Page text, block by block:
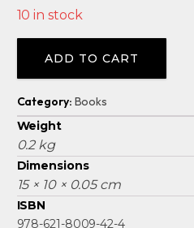
10 in stock
ADD TO CART
Category: Books
Weight
0.2 kg
Dimensions
15 × 10 × 0.05 cm
ISBN
978-621-8009-42-4